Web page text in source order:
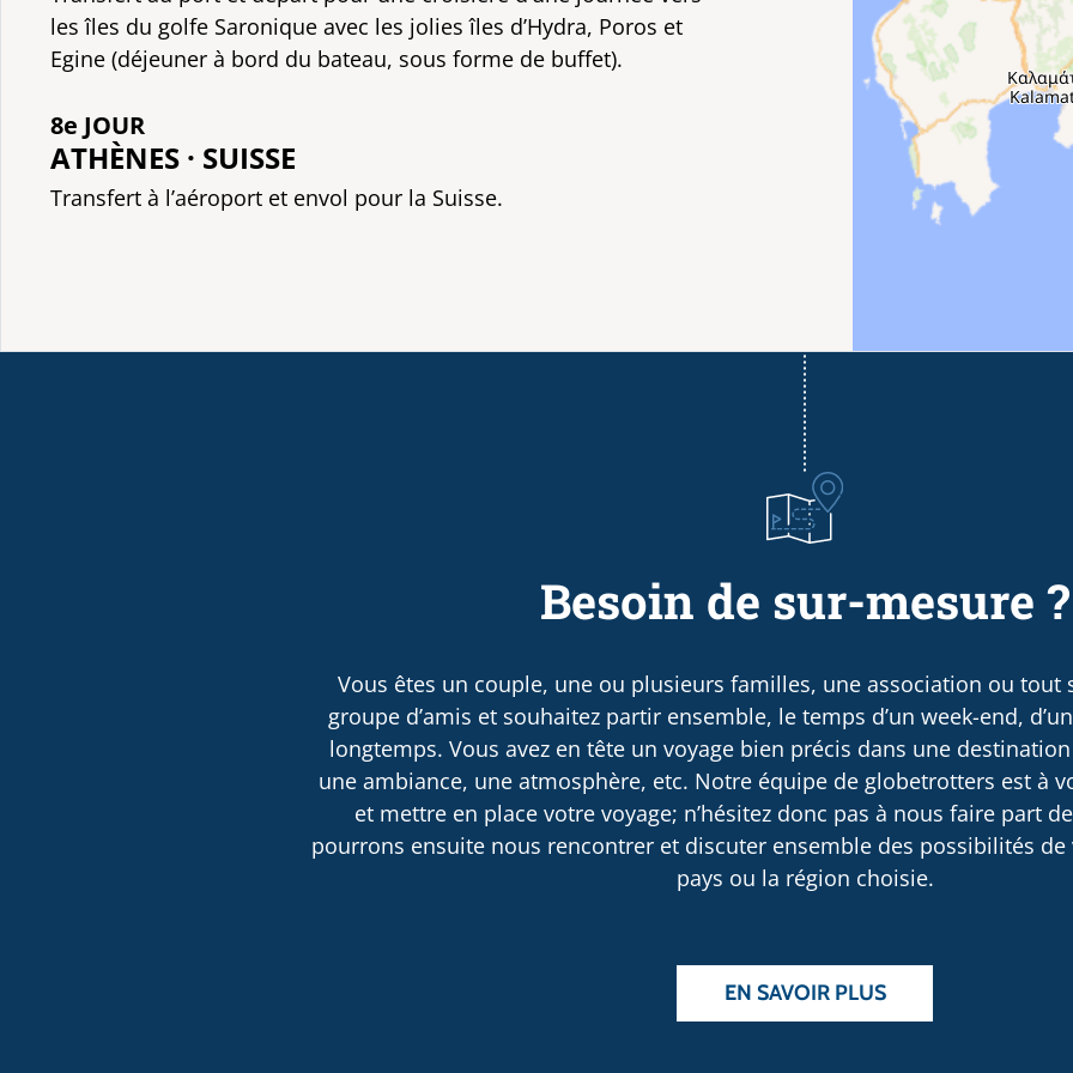
les îles du golfe Saronique avec les jolies îles d’Hydra, Poros et
Egine (déjeuner à bord du bateau, sous forme de buffet).
8e JOUR
ATHÈNES · SUISSE
Transfert à l’aéroport et envol pour la Suisse.
Besoin de sur-mesure ?
Vous êtes un couple, une ou plusieurs familles, une association ou
groupe d’amis et souhaitez partir ensemble, le temps d’un week-end,
longtemps. Vous avez en tête un voyage bien précis dans une
une ambiance, une atmosphère, etc. Notre équipe de globetrotters est à
et mettre en place votre voyage; n’hésitez donc pas à nous faire part
pourrons ensuite nous rencontrer et discuter ensemble des possibilités de
pays ou la région choisie.
EN SAVOIR PLUS